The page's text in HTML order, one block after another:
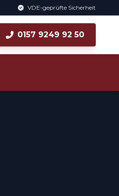
VDE-geprüfte Sicherheit
0157 9249 92 50